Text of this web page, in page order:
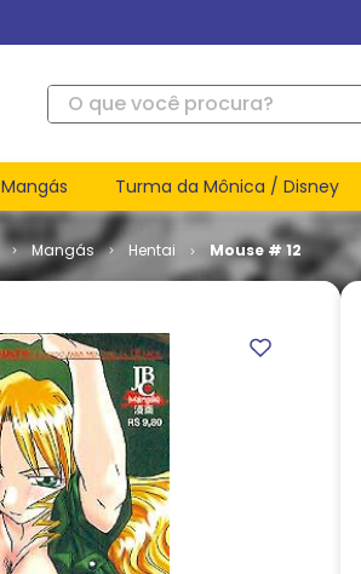
O que você procura?
Mangás Turma da Mônica / Disney
Mangás Hentai Mouse # 12